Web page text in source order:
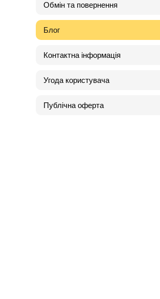
Обмін та повернення
Блог
Контактна інформація
Угода користувача
Публічна оферта